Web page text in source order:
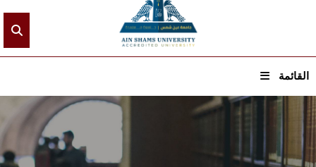
القائمة
الرئيسيـة
عن الجامعة